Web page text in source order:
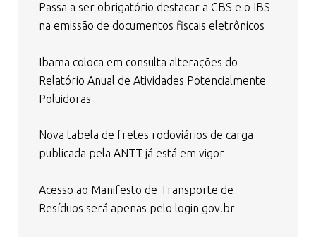
Passa a ser obrigatório destacar a CBS e o IBS
na emissão de documentos fiscais eletrônicos
Ibama coloca em consulta alterações do
Relatório Anual de Atividades Potencialmente
Poluidoras
Nova tabela de fretes rodoviários de carga
publicada pela ANTT já está em vigor
Acesso ao Manifesto de Transporte de
Resíduos será apenas pelo login gov.br